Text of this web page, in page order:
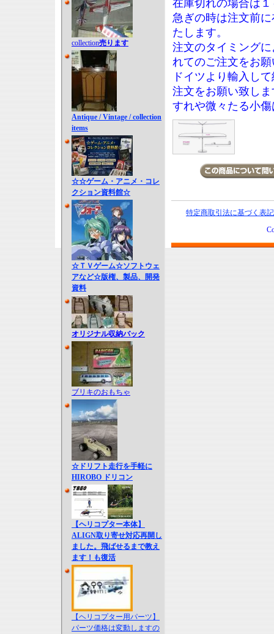
collection売ります
Antique / Vintage / collection
items
☆☆ゲーム・アニメ・コレ
クション資料館☆
☆ＴＶゲーム☆ソフトウェ
アなど☆版権、製品、開発
資料
オリジナル収納バック
ブリキのおもちゃ
☆ドリフト走行を手軽に
HIROBO ドリコン
【ヘリコプター本体】
ALIGN取り寄せ対応再開し
ました。飛ばせるまで教え
ます！も復活
【ヘリコプター用パーツ】
パーツ価格は変動しますの
在庫切れの場合は
急ぎの時は注文前
たします。
注文のタイミング
れてのご注文をお
ドイツより輸入し
注文をお願い致し
すれや微々たる小
特定商取引法に基づく表記